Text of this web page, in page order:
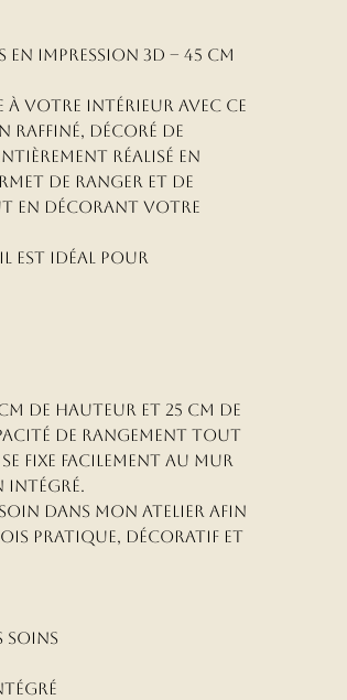
impression 3D – 45 cm
à votre intérieur avec ce
raffiné, décoré de
réalisé en
de ranger et de
en décorant votre
est idéal pour
de hauteur et 25 cm de
de rangement tout
fixe facilement au mur
intégré.
dans mon atelier afin
pratique, décoratif et
soins